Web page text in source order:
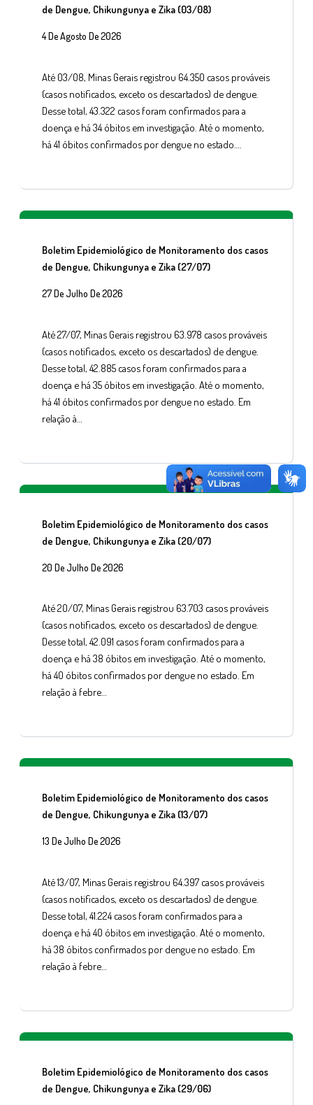
de Dengue, Chikungunya e Zika (03/08)
4 De Agosto De 2026
Até 03/08, Minas Gerais registrou 64.350 casos prováveis
(casos notificados, exceto os descartados) de dengue.
Desse total, 43.322 casos foram confirmados para a
doença e há 34 óbitos em investigação. Até o momento,
há 41 óbitos confirmados por dengue no estado….
Boletim Epidemiológico de Monitoramento dos casos
de Dengue, Chikungunya e Zika (27/07)
27 De Julho De 2026
Até 27/07, Minas Gerais registrou 63.978 casos prováveis
(casos notificados, exceto os descartados) de dengue.
Desse total, 42.885 casos foram confirmados para a
doença e há 35 óbitos em investigação. Até o momento,
há 41 óbitos confirmados por dengue no estado. Em
relação à…
Boletim Epidemiológico de Monitoramento dos casos
de Dengue, Chikungunya e Zika (20/07)
20 De Julho De 2026
Até 20/07, Minas Gerais registrou 63.703 casos prováveis
(casos notificados, exceto os descartados) de dengue.
Desse total, 42.091 casos foram confirmados para a
doença e há 38 óbitos em investigação. Até o momento,
há 40 óbitos confirmados por dengue no estado. Em
relação à febre…
Boletim Epidemiológico de Monitoramento dos casos
de Dengue, Chikungunya e Zika (13/07)
13 De Julho De 2026
Até 13/07, Minas Gerais registrou 64.397 casos prováveis
(casos notificados, exceto os descartados) de dengue.
Desse total, 41.224 casos foram confirmados para a
doença e há 40 óbitos em investigação. Até o momento,
há 38 óbitos confirmados por dengue no estado. Em
relação à febre…
Boletim Epidemiológico de Monitoramento dos casos
de Dengue, Chikungunya e Zika (29/06)